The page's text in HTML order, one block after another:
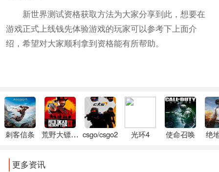
新世界测试资格获取方法为大家分享到此，想要在
游戏正式上线钱先体验游戏的玩家可以参考下上面介
绍，希望对大家顺利拿到资格能有所帮助。
刺客信条 荒野大镖客2 csgo/csgo2 光环4 使命召唤 绝
更多资讯